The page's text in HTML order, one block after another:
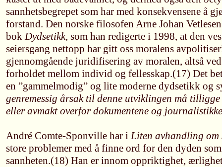
sannhetsbegrepet som har med konsekvensene å
forstand. Den norske filosofen Arne Johan
bokDydsetikk, som han redigerte i 1998, at den
seiersgang nettopp har gitt oss moralens
gjennomgående juridifisering av moralen, altså
forholdet mellom individ og fellesskap.(17) Det
en ”gammelmodig” og lite moderne dydsetikk og
genremessig årsak til denne utviklingen må
eller avmakt overfor dokumentene og
André Comte-Sponville har iLiten avhandling om
store problemer med å finne ord for den dyden
sannheten.(18) Han er innom oppriktighet,